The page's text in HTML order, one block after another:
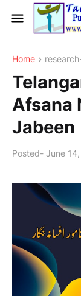
Home
Afsana
Jabeen
Posted- June